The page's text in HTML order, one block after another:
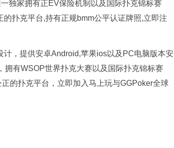
独家拥有正EV保险机制以及国际扑克锦标赛
扑克平台,持有正规bmm公平认证牌照,立即注
，提供安卓Android,苹果ios以及PC电脑版本安
有WSOP世界扑克大赛以及国际扑克锦标赛
的扑克平台，立即加入马上玩与GGPoker全球